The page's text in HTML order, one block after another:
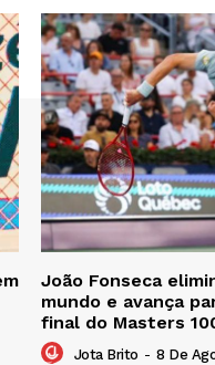
João Fonseca
mundo e avança
final do Masters
Jota Brito - 8 De